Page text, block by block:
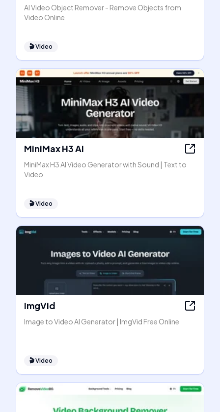
AI Video Object Remover - Remove Objects from
Video Online
🎬Video
MiniMax H3 AI
MiniMax H3 AI Video Generator with Sound | Text to
Video
🎬Video
ImgVid
Image to Video AI Generator | ImgVid Free Online
🎬Video